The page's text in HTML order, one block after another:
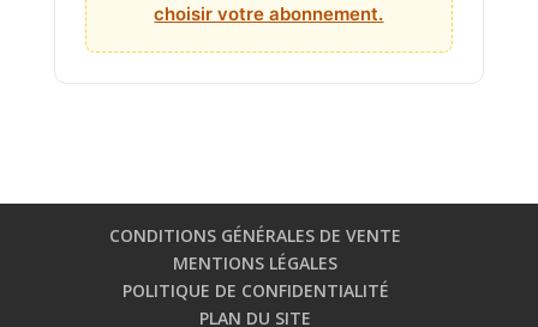
choisir votre abonnement.
CONDITIONS GÉNÉRALES DE VENTE
MENTIONS LÉGALES
POLITIQUE DE CONFIDENTIALITÉ
PLAN DU SITE